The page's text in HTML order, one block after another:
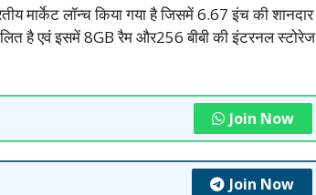
मार्केट लॉन्च किया गया है जिसमें 6.67 इंच की शानदार
है एवं इसमें 8GB रैम और256 बीबी की इंटरनल स्टोरेज
Join Now
Join Now